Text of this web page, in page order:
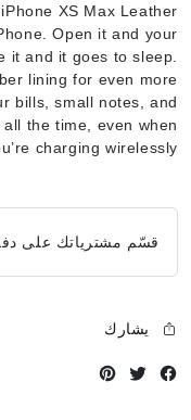
XS Max Leather
Open it and your
it and it goes to sleep.
lining for even more
bills, small notes, and
the time, even when
charging wirelessly.
قسّم مشترياتك على
يشارك
Facebook
Twitter